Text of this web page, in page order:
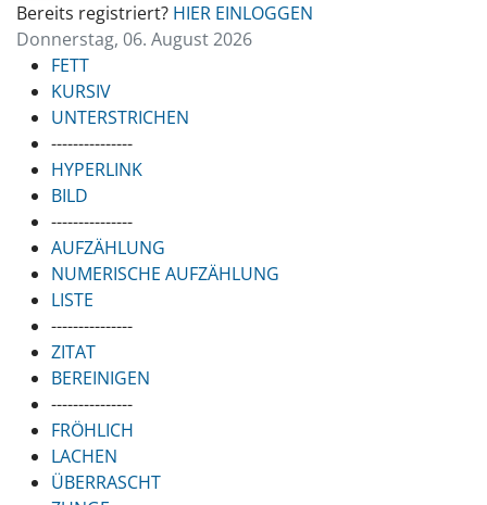
Bereits registriert? HIER EINLOGGEN
Donnerstag, 06. August 2026
FETT
KURSIV
UNTERSTRICHEN
---------------
HYPERLINK
BILD
---------------
AUFZÄHLUNG
NUMERISCHE AUFZÄHLUNG
LISTE
---------------
ZITAT
BEREINIGEN
---------------
FRÖHLICH
LACHEN
ÜBERRASCHT